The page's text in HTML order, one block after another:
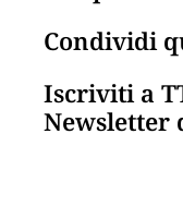
Condividi
Iscriviti a
Newsletter